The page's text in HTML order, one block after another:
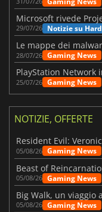
Microsoft rivede
29/07/26 Notizie su
28/07/26 Gaming News
25/07/26 Gaming News
NOTIZIE, OFFERTE
05/08/26 Gaming News
05/08/26 Gaming News
Big Walk, un viaggio
05/08/26 Gaming News